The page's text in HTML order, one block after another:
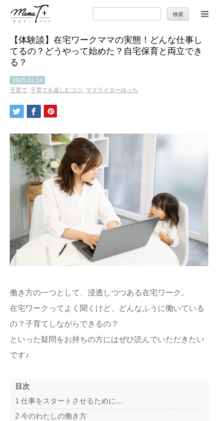
索:
【体験談】在宅ワークママの実態！どんな仕事し
てるの？どうやって始めた？自宅保育と両立でき
る？
2025.03.14
子育て, 子育てを楽しむコツ, ママライターゆっち
働き方の一つとして、浸透しつつある在宅ワーク。
在宅ワークってよく聞くけど、どんなふうに働いている
の？子育てしながらできるの？
といった疑問をお持ちの方にはぜひ読んでいただきたい
です♪
目次
1 仕事をスタートさせるために…
2 今のわたしの働き方
トップ
子育て
季節の行事やお出かけ
特集
ままてぃ編集部